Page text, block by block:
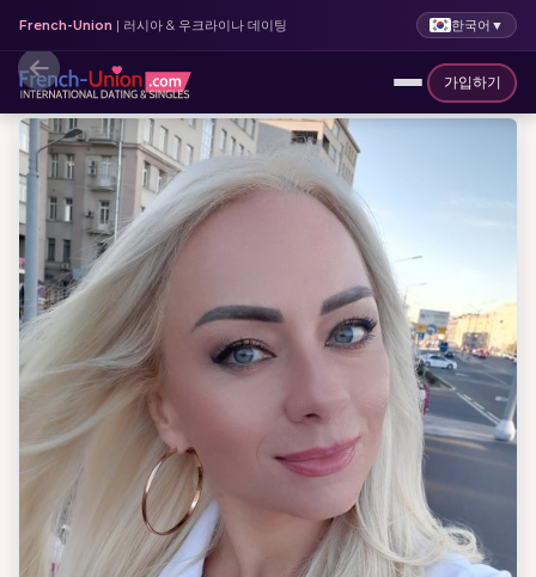
French-Union | 러시아 & 우크라이나 데이팅 한국어 ▼
가입하기